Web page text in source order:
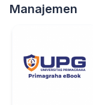
Manajemen